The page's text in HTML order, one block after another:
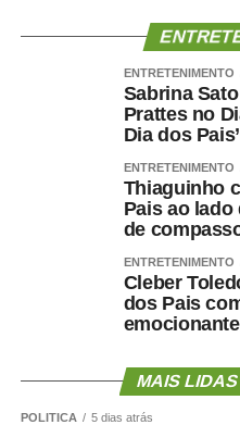
ENTRETENIMENTO
Sabrina
Prattes no
Dia dos Pais’
ENTRETENIMENTO
Thiaguinho
Pais ao lado
de
ENTRETENIMENTO
Cleber
dos Pais
MAIS
POLÍTICA 5 dias atrás